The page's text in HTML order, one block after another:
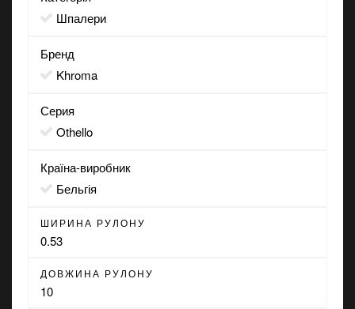
Шпалери
Бренд
Khroma
Серия
Othello
Країна-виробник
Бельгія
ШИРИНА РУЛОНУ
0.53
ДОВЖИНА РУЛОНУ
10